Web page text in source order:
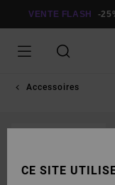
VENTE FLASH -
Accessoires
CE SITE